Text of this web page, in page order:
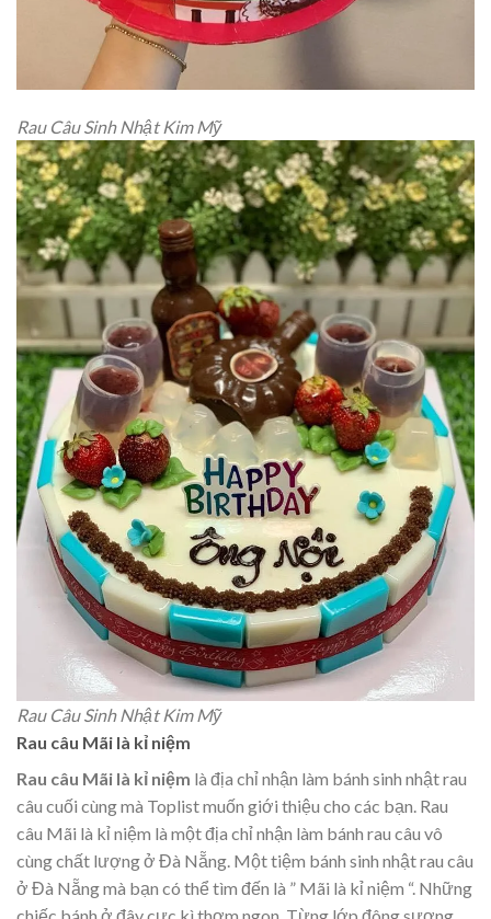
Rau Câu Sinh Nhật Kim Mỹ
Rau Câu Sinh Nhật Kim Mỹ
Rau câu Mãi là kỉ niệm
Rau câu Mãi là kỉ niệm là địa chỉ nhận làm bánh sinh nhật rau
câu cuối cùng mà Toplist muốn giới thiệu cho các bạn. Rau
câu Mãi là kỉ niệm là một địa chỉ nhận làm bánh rau câu vô
cùng chất lượng ở Đà Nẵng. Một tiệm bánh sinh nhật rau câu
ở Đà Nẵng mà bạn có thể tìm đến là ” Mãi là kỉ niệm “. Những
chiếc bánh ở đây cực kì thơm ngon. Từng lớp đông sương